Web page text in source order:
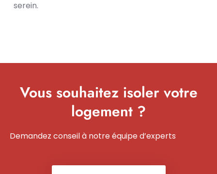
serein.
Vous souhaitez isoler votre
logement ?
Demandez conseil à notre équipe d’experts